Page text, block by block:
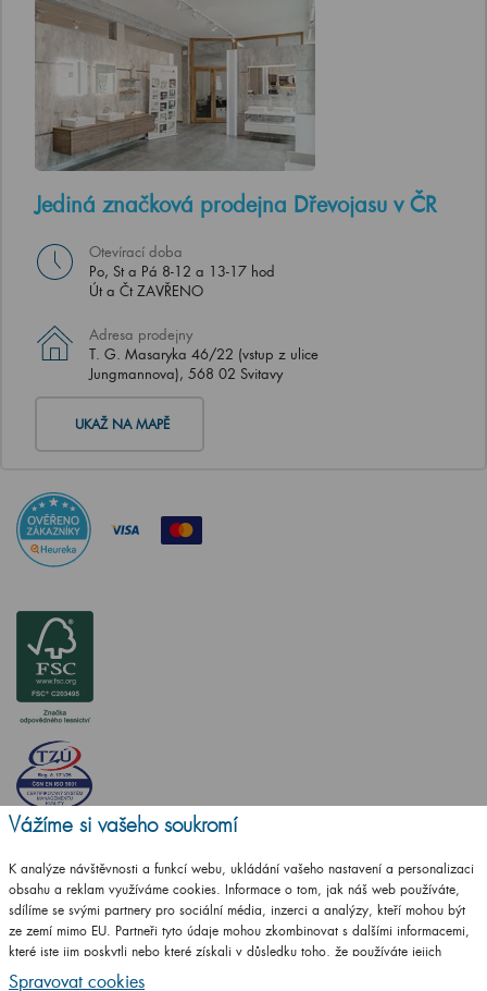
Jediná značková prodejna Dřevojasu v ČR
Otevírací doba
Po, St a Pá 8-12 a 13-17 hod
Út a Čt ZAVŘENO
Adresa prodejny
T. G. Masaryka 46/22 (vstup z ulice
Jungmannova), 568 02 Svitavy
UKAŽ NA MAPĚ
14001:2016
ČSN EN ISO
9001:2016
Vážíme si vašeho soukromí
K analýze návštěvnosti a funkcí webu, ukládání vašeho nastavení a personalizaci
obsahu a reklam využíváme cookies. Informace o tom, jak náš web používáte,
sdílíme se svými partnery pro sociální média, inzerci a analýzy, kteří mohou být
ze zemí mimo EU. Partneři tyto údaje mohou zkombinovat s dalšími informacemi,
které jste jim poskytli nebo které získali v důsledku toho, že používáte jejich
služby.
Podrobné informace
Spravovat cookies